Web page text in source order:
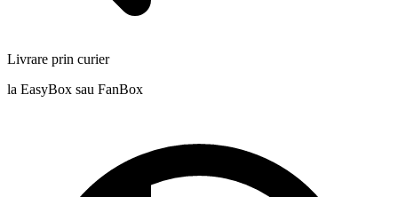
Livrare prin curier
la EasyBox sau FanBox